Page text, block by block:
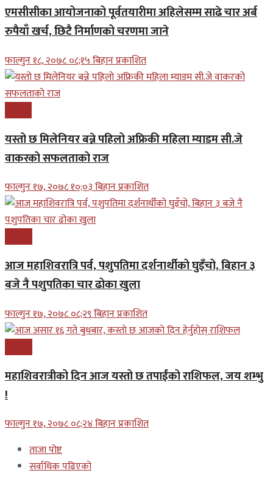
एमसीसीका आयोजनाको पूर्वतयारीमा अहिलेसम्म साढे चार अर्ब
रुपैयाँ खर्च, छिटै निर्माणको चरणमा जाने
फाल्गुन १८, २०७८ ०८;१५ बिहान प्रकाशित
यस्तो छ मिलेनियर बन्ने पहिलो अफ्रिकी महिला म्याडम सी.जे
वाकरको सफलताको राज
फाल्गुन १७, २०७८ १०;०३ बिहान प्रकाशित
आज महाशिवरात्रि पर्व, पशुपतिमा दर्शनार्थीको घुइँचो, बिहान ३
बजे नै पशुपतिका चार ढोका खुला
फाल्गुन १७, २०७८ ०८;२९ बिहान प्रकाशित
महाशिवरात्रीको दिन आज यस्तो छ तपाईंको राशिफल, जय शम्भु
!
फाल्गुन १७, २०७८ ०८;२४ बिहान प्रकाशित
ताजा पोष्ट
सर्वाधिक पढिएको